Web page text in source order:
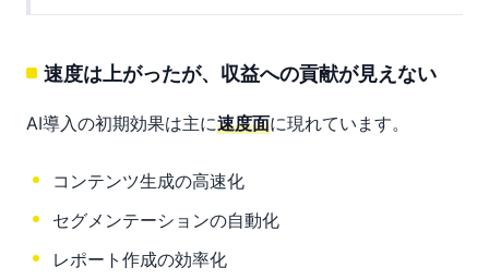
速度は上がったが、収益への貢献が見えない
AI導入の初期効果は主に速度面に現れています。
コンテンツ生成の高速化
セグメンテーションの自動化
レポート作成の効率化